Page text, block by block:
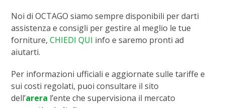
Noi di OCTAGO siamo sempre disponibili per darti
assistenza e consigli per gestire al meglio le tue
forniture,CHIEDI QUI info e saremo pronti ad
aiutarti.
Per informazioni ufficiali e aggiornate sulle tariffe e
sui costi regolati, puoi consultare il sito
dell’arera l’ente che supervisiona il mercato